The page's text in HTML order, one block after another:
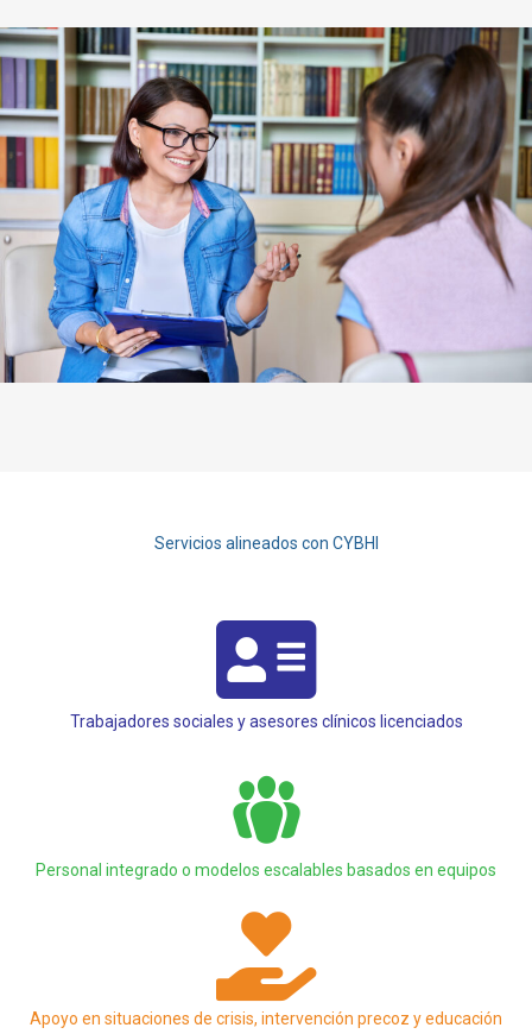
Servicios alineados con CYBHI
Trabajadores sociales y asesores clínicos licenciados
Personal integrado o modelos escalables basados en equipos
Apoyo en situaciones de crisis, intervención precoz y educación